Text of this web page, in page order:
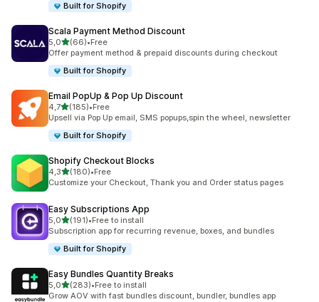
Built for Shopify
Scala Payment Method Discount
5,0av 5 stjerner
(66)
Totalt 66 omtaler
•Free
Offer payment method & prepaid discounts during checkout
Built for Shopify
Email PopUp & Pop Up Discount
4,7av 5 stjerner
(185)
Totalt 185 omtaler
•Free
Upsell via Pop Up email, SMS popups,spin the wheel, newsletter
Built for Shopify
Shopify Checkout Blocks
4,3av 5 stjerner
(180)
Totalt 180 omtaler
•Free
Customize your Checkout, Thank you and Order status pages
Easy Subscriptions App
5,0av 5 stjerner
(191)
Totalt 191 omtaler
•Free to install
Subscription app for recurring revenue, boxes, and bundles
Built for Shopify
Easy Bundles Quantity Breaks
5,0av 5 stjerner
(283)
Totalt 283 omtaler
•Free to install
Grow AOV with fast bundles discount, bundler, bundles app